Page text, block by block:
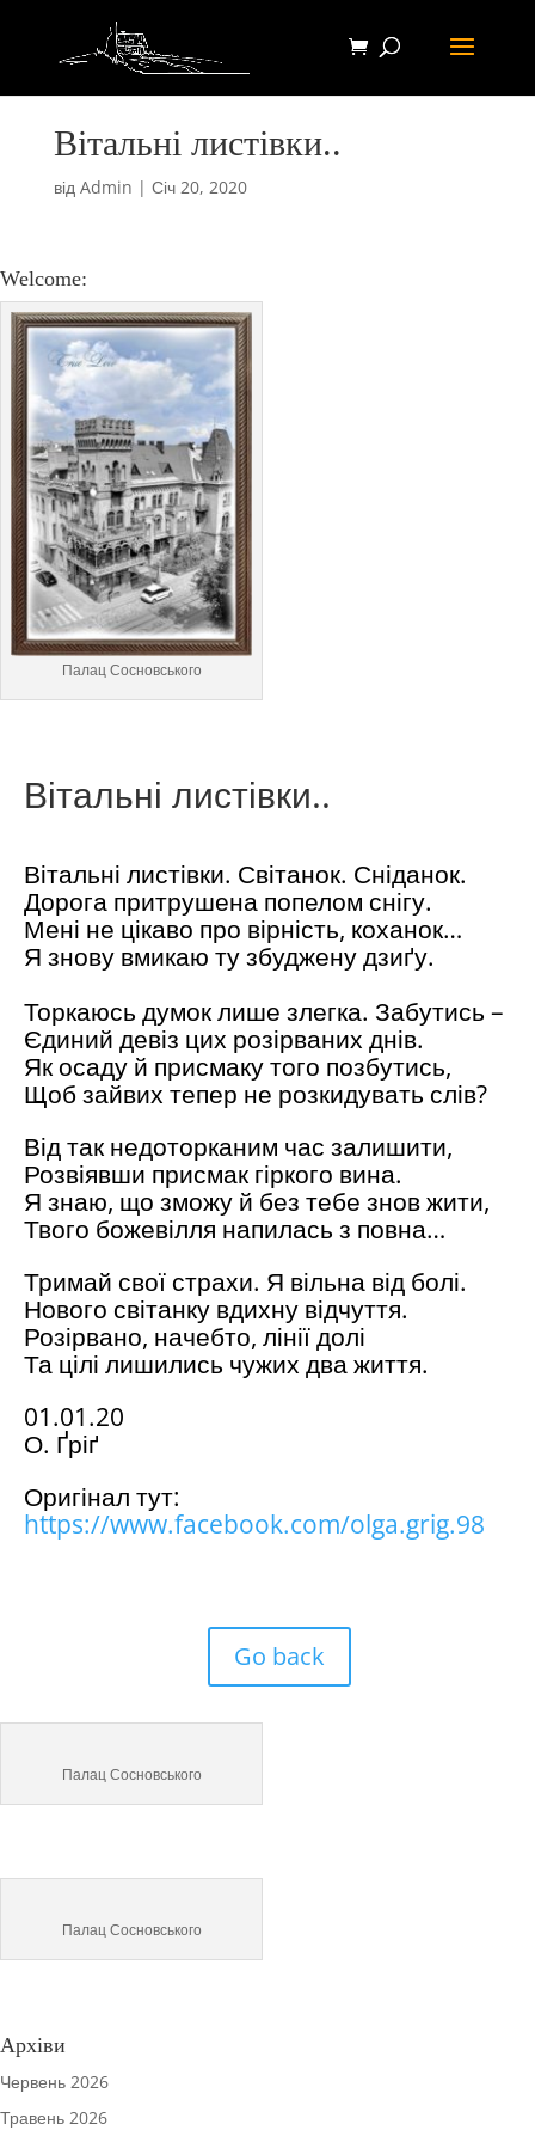
Вітальні листівки..
від Admin | Січ 20, 2020
Welcome:
Палац Сосновського
Вітальні листівки..
Вітальні листівки. Світанок. Сніданок.
Дорога притрушена попелом снігу.
Мені не цікаво про вірність, коханок…
Я знову вмикаю ту збуджену дзиґу.
Торкаюсь думок лише злегка. Забутись –
Єдиний девіз цих розірваних днів.
Як осаду й присмаку того позбутись,
Щоб зайвих тепер не розкидувать слів?
Від так недоторканим час залишити,
Розвіявши присмак гіркого вина.
Я знаю, що зможу й без тебе знов жити,
Твого божевілля напилась з повна…
Тримай свої страхи. Я вільна від болі.
Нового світанку вдихну відчуття.
Розірвано, начебто, лінії долі
Та цілі лишились чужих два життя.
01.01.20
О. Ґріґ
Оригінал тут:
https://www.facebook.com/olga.grig.98
Go back
Палац Сосновського
Палац Сосновського
Архіви
Червень 2026
Травень 2026